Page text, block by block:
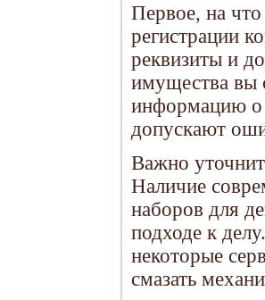
Первое, на
регистрации
реквизиты и
имущества вы
информацию о
допускают
Важно
Наличие
наборов для
подходе к
некоторые
смазать